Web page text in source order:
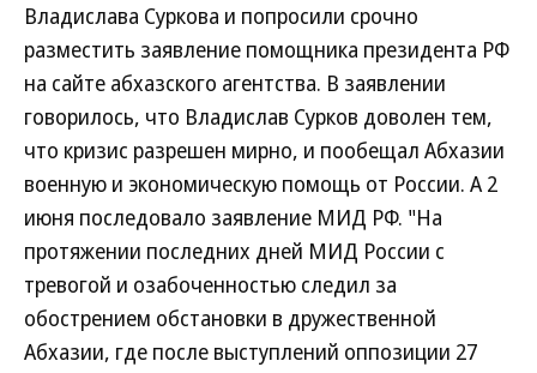
Владислава Суркова и попросили срочно
разместить заявление помощника президента РФ
на сайте абхазского агентства. В заявлении
говорилось, что Владислав Сурков доволен тем,
что кризис разрешен мирно, и пообещал Абхазии
военную и экономическую помощь от России. А 2
июня последовало заявление МИД РФ. "На
протяжении последних дней МИД России с
тревогой и озабоченностью следил за
обострением обстановки в дружественной
Абхазии, где после выступлений оппозиции 27